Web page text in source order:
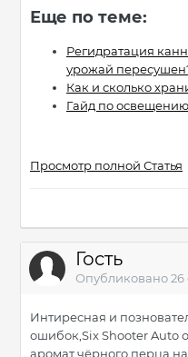
Еще по теме:
Регидратация
урожай
Как и сколько
Гайд по
Просмотр полной Статья
Гость
Опубликовано26
Интиресная и
ошибок,Six Shooter Auto
аромат чёрного перца